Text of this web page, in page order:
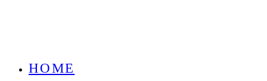
HOME